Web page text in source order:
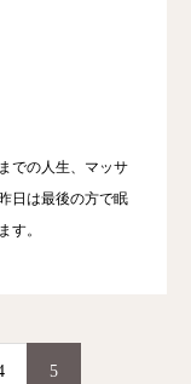
での人生、マッサ
日は最後の方で眠
す。
5